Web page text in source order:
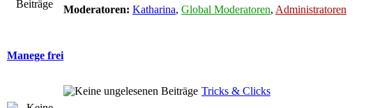
Moderatoren: Katharina, Global Moderatoren, Administratoren
Manege frei
Tricks & Clicks